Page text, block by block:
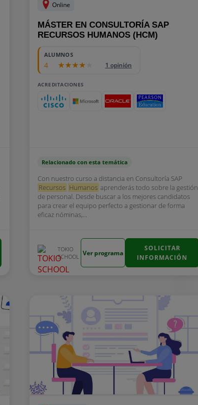
Online
MÁSTER EN CONSULTORÍA SAP
RECURSOS HUMANOS (HCM)
ALUMNOS
4 1 opinión
ACREDITACIONES
Relacionado con esta temática
Con nuestro curso a distancia en Consultoría SAP
Recursos Humanos aprenderás todo sobre la gestión
de personal. Desde buscar a los mejores candidatos
para crear el equipo perfecto a gestionar de forma
eficaz nóminas,...
TOKIO
SCHOOL Ver programa
SOLICITAR
INFORMACIÓN